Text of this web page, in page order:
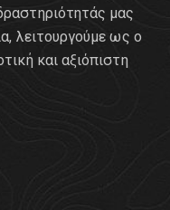
μας
λειτουργούμε ως ο
και αξιόπιστη